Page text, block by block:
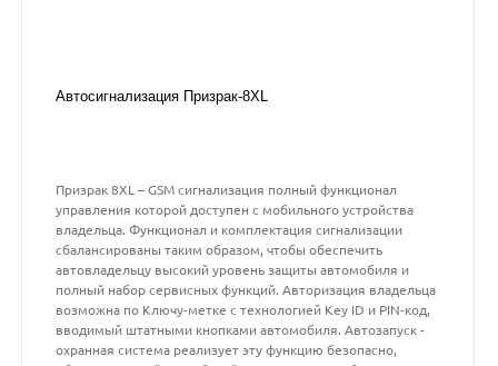
Автосигнализация Призрак-8XL
Призрак 8XL – GSM сигнализация полный функционал
управления которой доступен с мобильного устройства
владельца. Функционал и комплектация сигнализации
сбалансированы таким образом, чтобы обеспечить
автовладельцу высокий уровень защиты автомобиля и
полный набор сервисных функций. Авторизация владельца
возможна по Ключу-метке с технологией Key ID и PIN-код,
вводимый штатными кнопками автомобиля. Автозапуск -
охранная система реализует эту функцию безопасно,